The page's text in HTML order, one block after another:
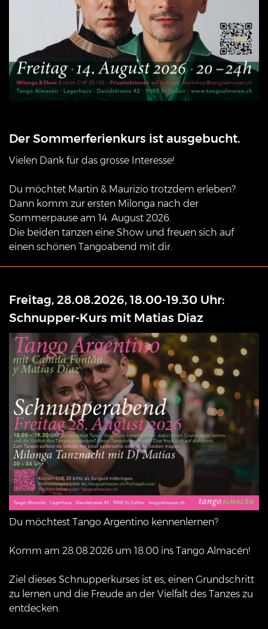
Der Sommerferienkurs ist ausgebucht.
Vielen Dank für das grosse Interesse!
Du möchtet Martin & Maurizio trotzdem erleben?
Dann komm zur ersten Milonga nach der
Sommerpause am 14. August 2026.
Die beiden tanzen eine Show und freuen sich auf
einen schönen Tangoabend mit dir.
Freitag, 28.08.2026, 18.00-19.30 Uhr:
Schnupper-Kurs mit Matias Diaz
Du möchtest Tango Argentino kennenlernen?
Komm am 28.08.2026 um 18.00 ins Tango Almacén!
Ziel dieses Schnupperkurses ist es, einen Grundschritt
zu lernen und die Freude an der Vielfalt des Tanzes zu
entdecken.